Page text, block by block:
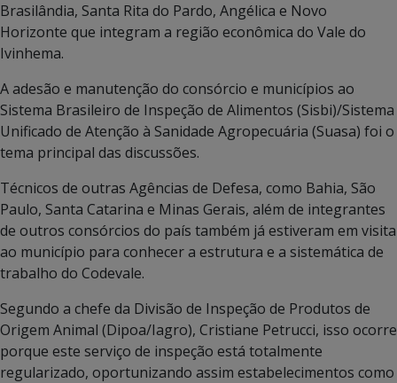
Brasilândia, Santa Rita do Pardo, Angélica e Novo
Horizonte que integram a região econômica do Vale do
Ivinhema.
A adesão e manutenção do consórcio e municípios ao
Sistema Brasileiro de Inspeção de Alimentos (Sisbi)/Sistema
Unificado de Atenção à Sanidade Agropecuária (Suasa) foi o
tema principal das discussões.
Técnicos de outras Agências de Defesa, como Bahia, São
Paulo, Santa Catarina e Minas Gerais, além de integrantes
de outros consórcios do país também já estiveram em visita
ao município para conhecer a estrutura e a sistemática de
trabalho do Codevale.
Segundo a chefe da Divisão de Inspeção de Produtos de
Origem Animal (Dipoa/Iagro), Cristiane Petrucci, isso ocorre
porque este serviço de inspeção está totalmente
regularizado, oportunizando assim estabelecimentos como